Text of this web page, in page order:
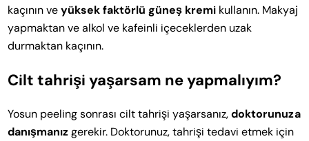
kaçının veyüksek faktörlü güneş kremi kullanın. Makyaj
yapmaktan ve alkol ve kafeinli içeceklerden uzak
durmaktan kaçının.
Cilt tahrişi yaşarsam ne yapmalıyım?
Yosun peeling sonrası cilt tahrişi yaşarsanız,doktorunuza
danışmanızgerekir. Doktorunuz, tahrişi tedavi etmek için